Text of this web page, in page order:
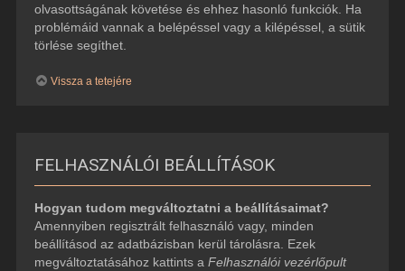
olvasottságának követése és ehhez hasonló funkciók. Ha
problémáid vannak a belépéssel vagy a kilépéssel, a sütik
törlése segíthet.
Vissza a tetejére
FELHASZNÁLÓI BEÁLLÍTÁSOK
Hogyan tudom megváltoztatni a beállításaimat?
Amennyiben regisztrált felhasználó vagy, minden
beállításod az adatbázisban kerül tárolásra. Ezek
megváltoztatásához kattints a Felhasználói vezérlőpult